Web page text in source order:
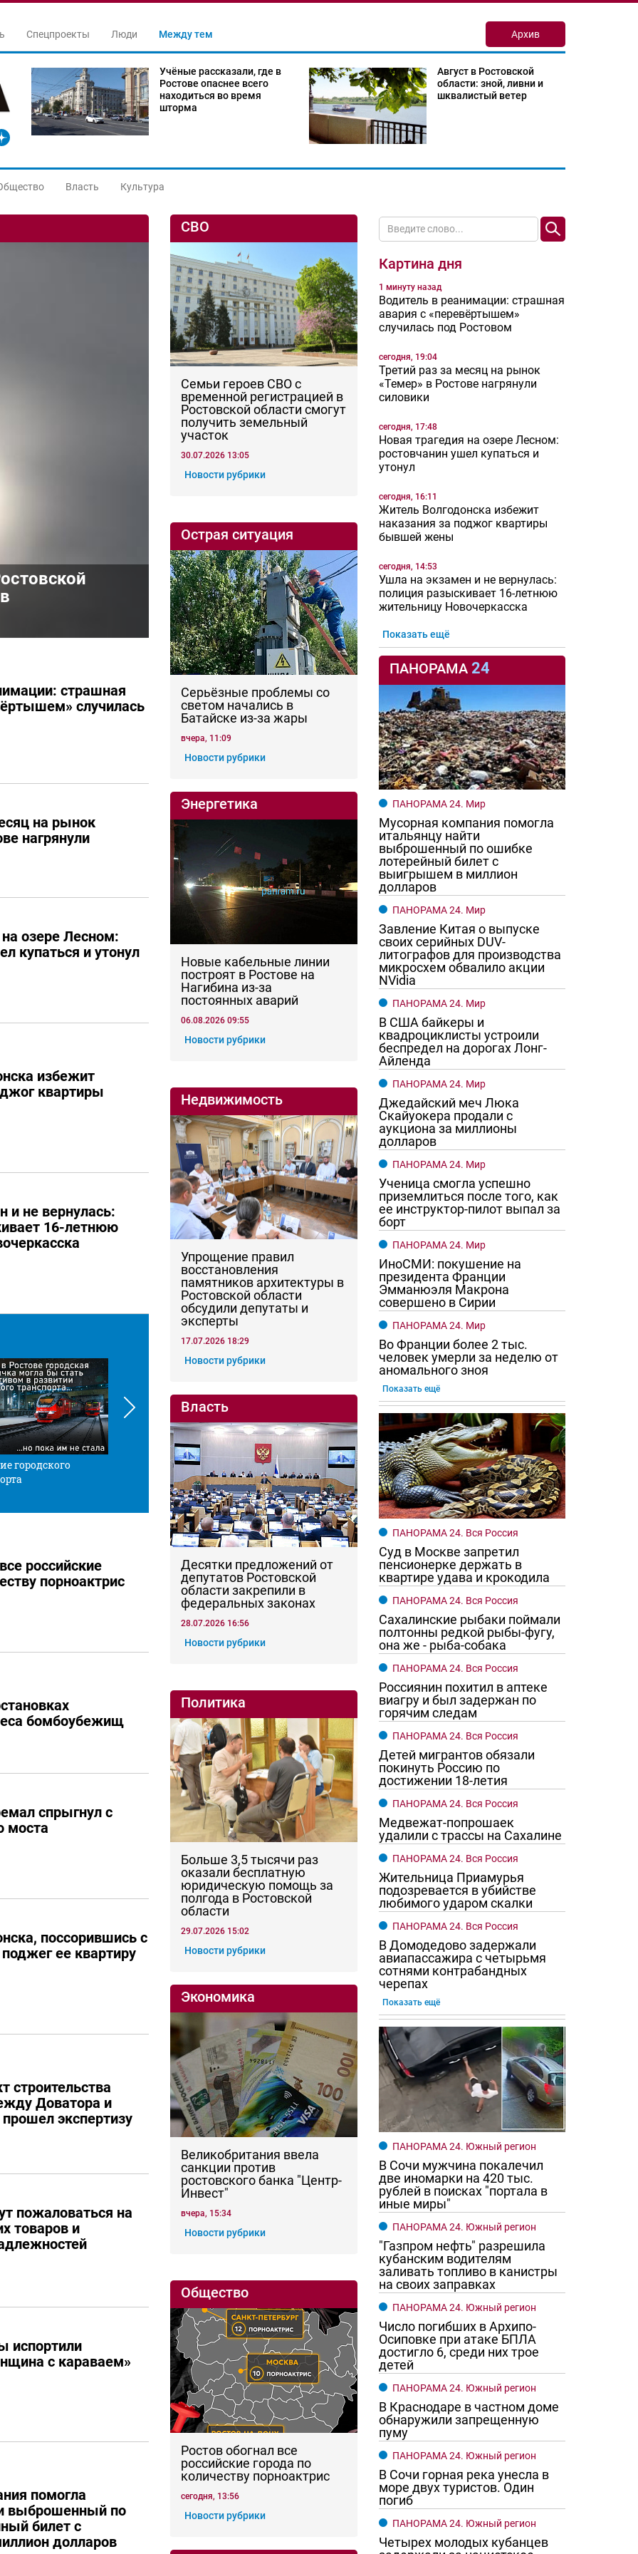
Спецпроекты Люди Между тем Архив
Учёные рассказали, где в
Ростове опаснее всего
находиться во время
шторма
Август в Ростовской
области: зной, ливни и
шквалистый ветер
Власть Культура
страшная
случилась
на рынок
нагрянули
озере Лесном:
купаться и утонул
избежит
квартиры
и не вернулась:
16-летнюю
городского
Красной нитью Чего хотят женщины? Ростовчане смотрите в оба
российские
порноактрис
бомбоубежищ
спрыгнул с
моста
поссорившись с
ее квартиру
строительства
Доватора и
прошел экспертизу
пожаловаться на
товаров и
испортили
с караваем»
помогла
выброшенный по
билет с
долларов
СВО
Семьи героев СВО с
временной регистрацией в
Ростовской области смогут
получить земельный
участок
30.07.2026 13:05
Новости рубрики
Острая ситуация
Серьёзные проблемы со
светом начались в
Батайске из-за жары
вчера, 11:09
Новости рубрики
Энергетика
Новые кабельные линии
построят в Ростове на
Нагибина из-за
постоянных аварий
06.08.2026 09:55
Новости рубрики
Недвижимость
Упрощение правил
восстановления
памятников архитектуры в
Ростовской области
обсудили депутаты и
эксперты
17.07.2026 18:29
Новости рубрики
Власть
Десятки предложений от
депутатов Ростовской
области закрепили в
федеральных законах
28.07.2026 16:56
Новости рубрики
Политика
Больше 3,5 тысячи раз
оказали бесплатную
юридическую помощь за
полгода в Ростовской
области
29.07.2026 15:02
Новости рубрики
Экономика
Великобритания ввела
санкции против
ростовского банка "Центр-
Инвест"
вчера, 15:34
Новости рубрики
Общество
Ростов обогнал все
российские города по
количеству порноактрис
сегодня, 13:56
Новости рубрики
Картина дня
1 минуту назад
Водитель в реанимации: страшная
авария с «перевёртышем»
случилась под Ростовом
сегодня, 19:04
Третий раз за месяц на рынок
«Темер» в Ростове нагрянули
силовики
сегодня, 17:48
Новая трагедия на озере Лесном:
ростовчанин ушел купаться и
утонул
сегодня, 16:11
Житель Волгодонска избежит
наказания за поджог квартиры
бывшей жены
сегодня, 14:53
Ушла на экзамен и не вернулась:
полиция разыскивает 16-летнюю
жительницу Новочеркасска
Показать ещё
ПАНОРАМА 24
ПАНОРАМА 24. Мир
Мусорная компания помогла
итальянцу найти
выброшенный по ошибке
лотерейный билет с
выигрышем в миллион
долларов
ПАНОРАМА 24. Мир
Завление Китая о выпуске
своих серийных DUV-
литографов для производства
микросхем обвалило акции
NVidia
ПАНОРАМА 24. Мир
В США байкеры и
квадроциклисты устроили
беспредел на дорогах Лонг-
Айленда
ПАНОРАМА 24. Мир
Джедайский меч Люка
Скайуокера продали с
аукциона за миллионы
долларов
ПАНОРАМА 24. Мир
Ученица смогла успешно
приземлиться после того, как
ее инструктор-пилот выпал за
борт
ПАНОРАМА 24. Мир
ИноСМИ: покушение на
президента Франции
Эмманюэля Макрона
совершено в Сирии
ПАНОРАМА 24. Мир
Во Франции более 2 тыс.
человек умерли за неделю от
аномального зноя
Показать ещё
ПАНОРАМА 24. Вся Россия
Суд в Москве запретил
пенсионерке держать в
квартире удава и крокодила
ПАНОРАМА 24. Вся Россия
Сахалинские рыбаки поймали
полтонны редкой рыбы-фугу,
она же - рыба-собака
ПАНОРАМА 24. Вся Россия
Россиянин похитил в аптеке
виагру и был задержан по
горячим следам
ПАНОРАМА 24. Вся Россия
Детей мигрантов обязали
покинуть Россию по
достижении 18-летия
ПАНОРАМА 24. Вся Россия
Медвежат-попрошаек
удалили с трассы на Сахалине
ПАНОРАМА 24. Вся Россия
Жительница Приамурья
подозревается в убийстве
любимого ударом скалки
ПАНОРАМА 24. Вся Россия
В Домодедово задержали
авиапассажира с четырьмя
сотнями контрабандных
черепах
Показать ещё
ПАНОРАМА 24. Южный регион
В Сочи мужчина покалечил
две иномарки на 420 тыс.
рублей в поисках "портала в
иные миры"
ПАНОРАМА 24. Южный регион
"Газпром нефть" разрешила
кубанским водителям
заливать топливо в канистры
на своих заправках
ПАНОРАМА 24. Южный регион
Число погибших в Архипо-
Осиповке при атаке БПЛА
достигло 6, среди них трое
детей
ПАНОРАМА 24. Южный регион
В Краснодаре в частном доме
обнаружили запрещенную
пуму
ПАНОРАМА 24. Южный регион
В Сочи горная река унесла в
море двух туристов. Один
погиб
ПАНОРАМА 24. Южный регион
Четырех молодых кубанцев